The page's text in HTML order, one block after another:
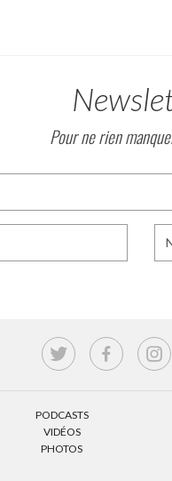
Pour ne rien
PODCASTS
VIDÉOS
PHOTOS